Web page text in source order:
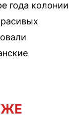
года колонии